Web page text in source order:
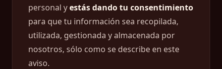
personal yestás dando tu consentimiento
para que tu información sea recopilada,
utilizada, gestionada y almacenada por
nosotros, sólo como se describe en este
aviso.